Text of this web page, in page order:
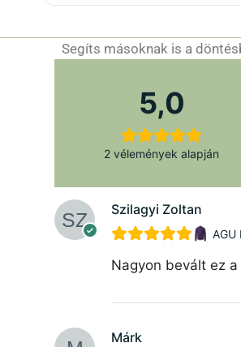
Segíts másoknak is a
5,0
2 vélemények alapján
Szilagyi Zoltan
Nagyon bevált ez
Márk